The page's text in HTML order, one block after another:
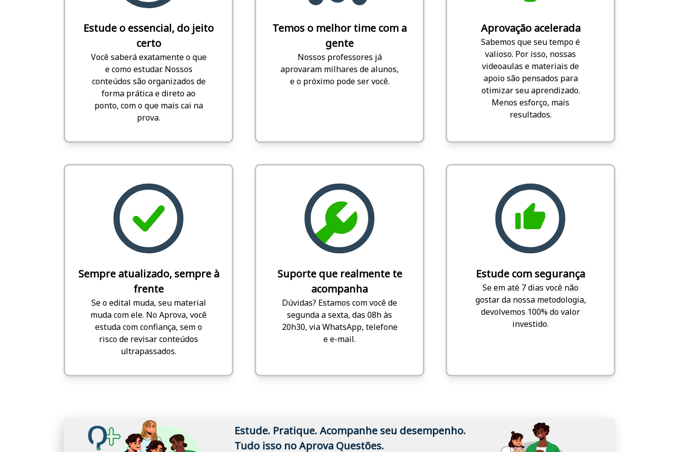
Estude o essencial, do jeito
certo
Você saberá exatamente o que
e como estudar. Nossos
conteúdos são organizados de
forma prática e direto ao
ponto, com o que mais cai na
prova.
Temos o melhor time com a
gente
Nossos professores já
aprovaram milhares de alunos,
e o próximo pode ser você.
Aprovação acelerada
Sabemos que seu tempo é
valioso. Por isso, nossas
videoaulas e materiais de
apoio são pensados para
otimizar seu aprendizado.
Menos esforço, mais
resultados.
Sempre atualizado, sempre à
frente
Se o edital muda, seu material
muda com ele. No Aprova, você
estuda com confiança, sem o
risco de revisar conteúdos
ultrapassados.
Suporte que realmente te
acompanha
Dúvidas? Estamos com você de
segunda a sexta, das 08h às
20h30, via WhatsApp, telefone
e e-mail.
Estude com segurança
Se em até 7 dias você não
gostar da nossa metodologia,
devolvemos 100% do valor
investido.
Estude. Pratique. Acompanhe seu desempenho.
Tudo isso no Aprova Questões.